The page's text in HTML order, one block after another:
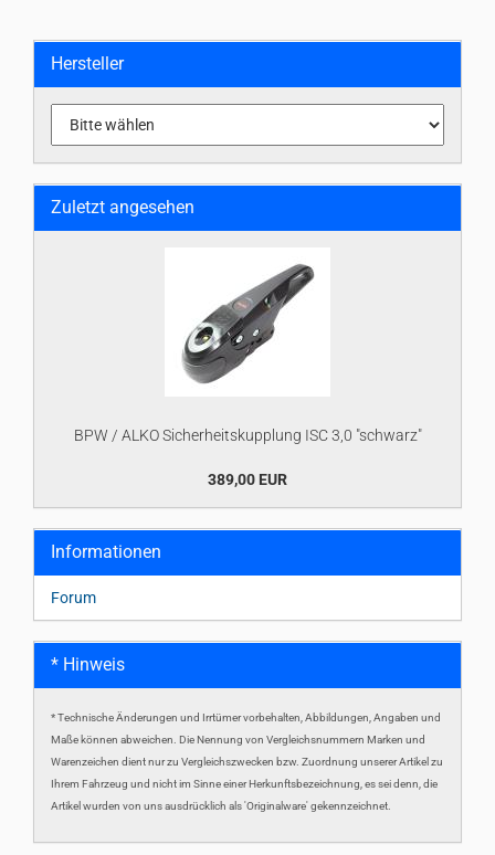
Hersteller
Zuletzt angesehen
BPW / ALKO Sicherheitskupplung ISC 3,0 "schwarz"
389,00 EUR
Informationen
Forum
* Hinweis
* Technische Änderungen und Irrtümer vorbehalten, Abbildungen, Angaben und
Maße können abweichen. Die Nennung von Vergleichsnummern Marken und
Warenzeichen dient nur zu Vergleichszwecken bzw. Zuordnung unserer Artikel zu
Ihrem Fahrzeug und nicht im Sinne einer Herkunftsbezeichnung, es sei denn, die
Artikel wurden von uns ausdrücklich als 'Originalware' gekennzeichnet.